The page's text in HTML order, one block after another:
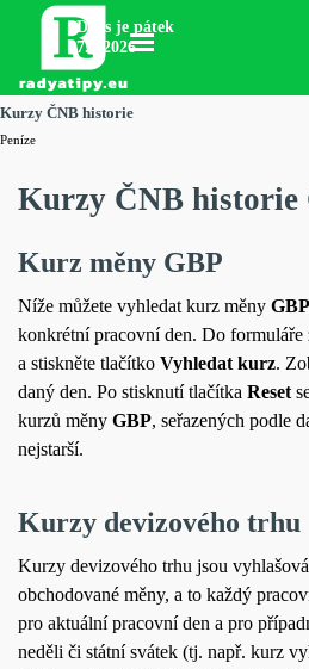
Přejít na obsah
Dnes je pátek
7.8.2026
Přeskočit menu
Kurzy ČNB historie
Peníze
Kurzy ČNB historie
Kurz měny GBP
Níže můžete vyhledat kurz měny GBP
konkrétní pracovní den. Do formuláře
a stiskněte tlačítko Vyhledat kurz.
daný den. Po stisknutí tlačítka Reset
kurzů měny GBP, seřazených podle
nejstarší.
Kurzy devizového trhu
Kurzy devizového trhu jsou
obchodované měny, a to každý
pro aktuální pracovní den a pro
neděli či státní svátek (tj. např. kurz